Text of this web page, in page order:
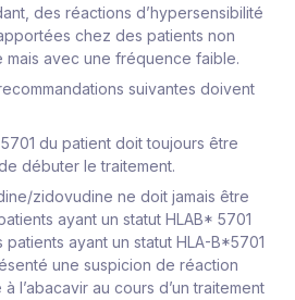
des réactions d’hypersensibilité
chez des patients non
avec une fréquence faible.
suivantes doivent
du patient doit toujours être
débuter le traitement.
zidovudine ne doit jamais être
ayant un statut HLAB* 5701
ayant un statut HLA-B*5701
une suspicion de réaction
l’abacavir au cours d’un traitement